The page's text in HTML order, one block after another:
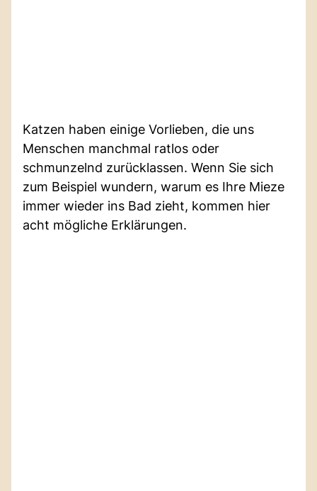
Katzen haben einige Vorlieben, die uns
Menschen manchmal ratlos oder
schmunzelnd zurücklassen. Wenn Sie sich
zum Beispiel wundern, warum es Ihre Mieze
immer wieder ins Bad zieht, kommen hier
acht mögliche Erklärungen.